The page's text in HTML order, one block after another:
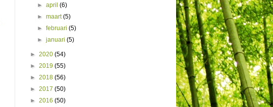
►april(6)
►maart(5)
►februari(5)
►januari(5)
► 2020 (54)
► 2019 (55)
► 2018 (56)
► 2017 (50)
► 2016 (50)